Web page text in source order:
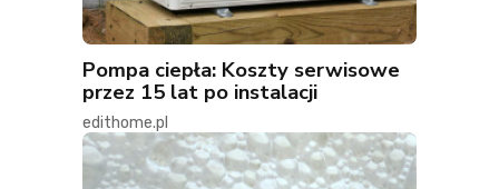
Pompa ciepła: Koszty serwisowe
przez 15 lat po instalacji
edithome.pl